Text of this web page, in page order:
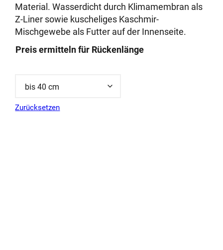
Material. Wasserdicht durch Klimamembran als
Z-Liner sowie kuscheliges Kaschmir-
Mischgewebe als Futter auf der Innenseite.
Preis ermitteln für Rückenlänge
Zurücksetzen